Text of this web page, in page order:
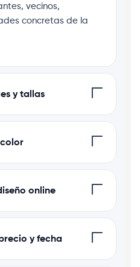
vecinos,
concretas de la
y tallas
online
y fecha